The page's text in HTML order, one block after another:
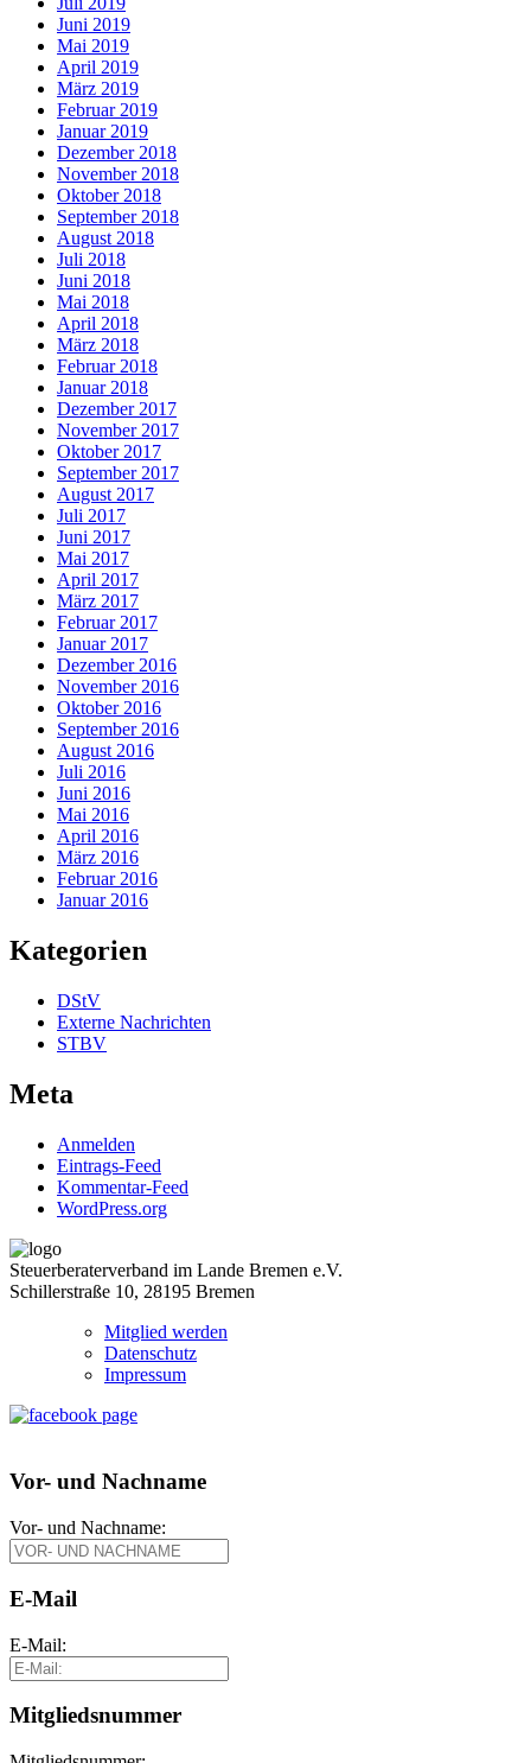
Juni 2019
Mai 2019
April 2019
März 2019
Februar 2019
Januar 2019
Dezember 2018
November 2018
Oktober 2018
September 2018
August 2018
Juli 2018
Juni 2018
Mai 2018
April 2018
März 2018
Februar 2018
Januar 2018
Dezember 2017
November 2017
Oktober 2017
September 2017
August 2017
Juli 2017
Juni 2017
Mai 2017
April 2017
März 2017
Februar 2017
Januar 2017
Dezember 2016
November 2016
Oktober 2016
September 2016
August 2016
Juli 2016
Juni 2016
Mai 2016
April 2016
März 2016
Februar 2016
Januar 2016
Kategorien
DStV
Externe Nachrichten
STBV
Meta
Anmelden
Eintrags-Feed
Kommentar-Feed
WordPress.org
Steuerberaterverband im Lande Bremen e.V.
Schillerstraße 10, 28195 Bremen
Mitglied werden
Datenschutz
Impressum
Vor- und Nachname
Vor- und Nachname:
E-Mail
E-Mail:
Mitgliedsnummer